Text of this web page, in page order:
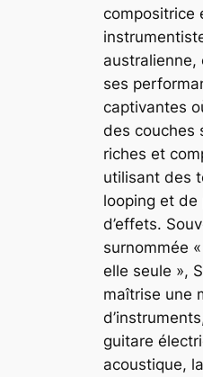
compositrice
australienne,
ses
captivantes
des couches
riches et
utilisant des
looping et de
d’effets.
surnommée
elle seule »,
maîtrise une
guitare
acoustique,